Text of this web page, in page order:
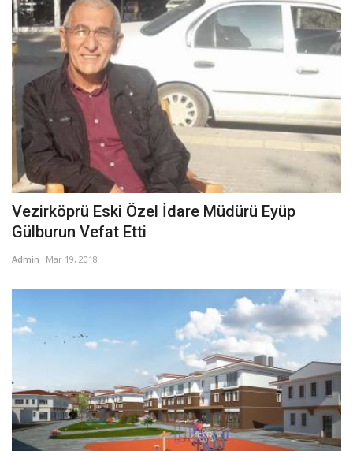
Vezirköprü Eski Özel İdare Müdürü Eyüp
Gülburun Vefat Etti
Admin Mar 19, 2018